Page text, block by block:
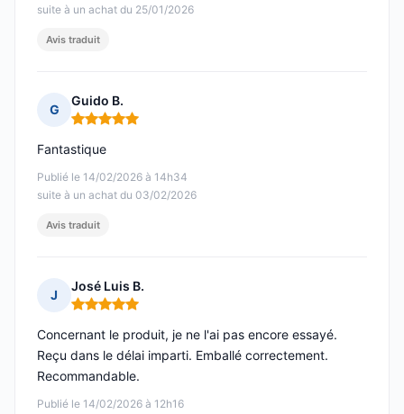
suite à un achat du 25/01/2026
Avis traduit
G
Guido B.
Note : 5 sur 5
Publié le 14/02/2026 à 14h34
suite à un achat du 03/02/2026
Fantastique
Avis traduit
J
José Luis B.
Note : 5 sur 5
Publié le 14/02/2026 à 12h16
Concernant le produit, je ne l'ai pas encore essayé.
Reçu dans le délai imparti. Emballé correctement.
Recommandable.